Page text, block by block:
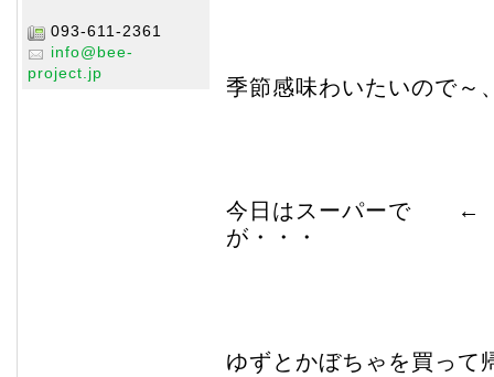
季節感味わいたいので～
今日はスーパーで ←
が・・・
ゆずとかぼちゃを買って
093-611-2361
info@bee-
project.jp